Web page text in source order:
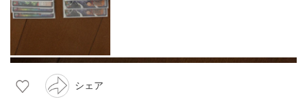
シェア